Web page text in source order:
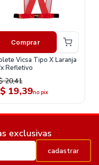
Comprar
Vicsa Tipo X Laranja
Refletivo
20,41
19,39no pix
exclusivas
cadastrar